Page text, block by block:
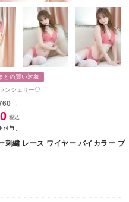
とめ買い対象
ンジェリー♡
→
付与 ]
刺繍 レース ワイヤー バイカラー ブ